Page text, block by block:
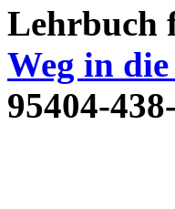
Lehrbuch
Weg in
95404-